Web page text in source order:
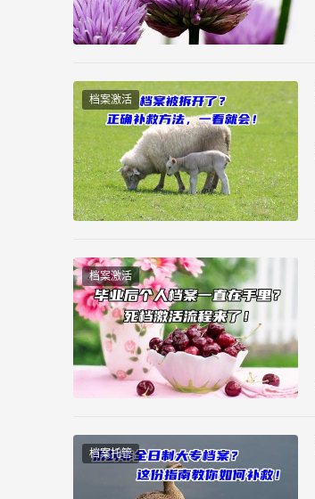
档案激活
档案激活
档案托管